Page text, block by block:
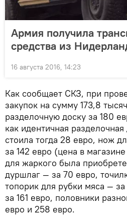
Армия получила
средства из
16 августа 2016, 14:23
Как сообщает СКЗ, при
закупок на сумму 173,8
разделочную доску за 180
как идентичная
стоила тогда 28 евро, нож
за 142 евро (цена в
для жаркого была
дуршлаг — за 70 евро,
топорик для рубки мяса —
за 161 евро, половники
евро и 258 евро.